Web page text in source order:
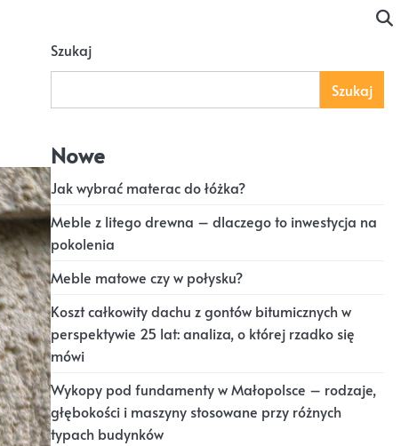
Szukaj
Szukaj
Nowe
Jak wybrać materac do łóżka?
Meble z litego drewna – dlaczego to inwestycja na
pokolenia
Meble matowe czy w połysku?
Koszt całkowity dachu z gontów bitumicznych w
perspektywie 25 lat: analiza, o której rzadko się
mówi
Wykopy pod fundamenty w Małopolsce – rodzaje,
głębokości i maszyny stosowane przy różnych
typach budynków